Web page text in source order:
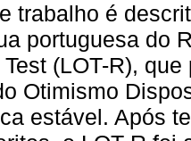
trabalho é
portuguesa do
(LOT-R), que
Otimismo
estável. Após